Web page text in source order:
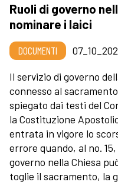
Ruoli di governo
nominare i laici
DOCUMENTI
Il servizio di governo
connesso al
spiegato dai testi del
la Costituzione
entrata in vigore lo
errore quando, al no.
governo nella Chiesa
toglie il sacramento, la